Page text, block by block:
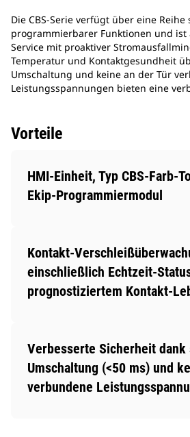
Die CBS-Serie verfügt über eine
programmierbarer Funktionen und
Service mit proaktiver
Temperatur und Kontaktgesundheit
Umschaltung und keine an der Tür
Leistungsspannungen bieten eine
Vorteile
HMI-Einheit, Typ CBS-Farb-
Ekip-Programmiermodul
Kontakt-
einschließlich Echtzeit-
prognostiziertem Kontakt-
Verbesserte Sicherheit
Umschaltung (<50 ms) und
verbundene